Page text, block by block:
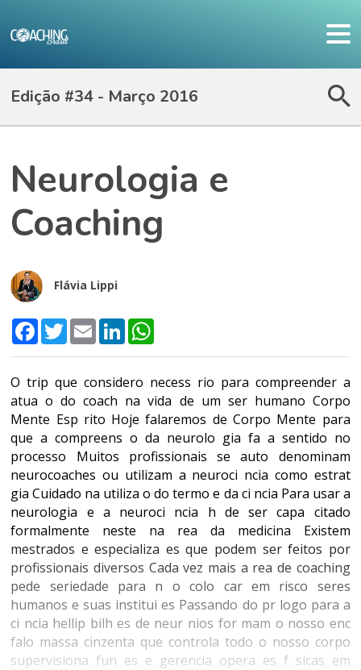
Edição #34 - Março 2016
Neurologia e
Coaching
Flávia Lippi
Facebook
TwitterEmail LinkedIn
O trip que considero necess rio para compreender a
atua o do coach na vida de um ser humano Corpo
Mente Esp rito Hoje falaremos de Corpo Mente para
que a compreens o da neurolo gia fa a sentido no
processo Muitos profissionais se auto denominam
neurocoaches ou utilizam a neuroci ncia como estrat
gia Cuidado na utiliza o do termo e da ci ncia Para usar a
neurologia e a neuroci ncia h de ser capa citado
formalmente neste na rea da medicina Existem
mestrados e especializa es que podem ser feitos por
profissionais diversos Cada vez mais a rea de coaching
pede seriedade para n o colo car em risco seres
humanos e suas institui es Passando do pr logo para a
ci ncia hellip bilh es de neur nios for mam o nosso enc
falo massa cinzenta que controla todo o nosso corpo
supervisiona fun es e gerencia opera es f sicas em